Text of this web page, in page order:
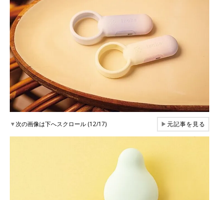
▼次の画像は下へスクロール (12/17) ▶元記事を見る